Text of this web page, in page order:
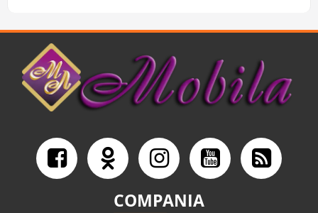
COMPANIA